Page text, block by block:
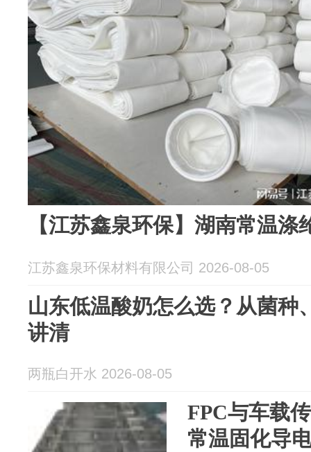
【江苏鑫泉环保】湖南常温涤
江苏鑫泉环保材料有限公司 2026-08-05
山东低温酸奶怎么选？从菌种
讲清
两瓶白开水 2026-08-05
FPC与车载
常温固化导